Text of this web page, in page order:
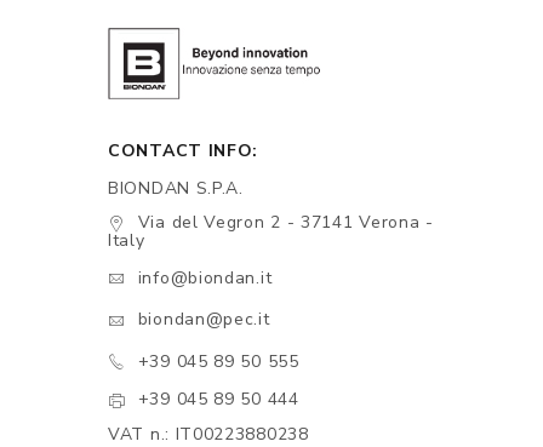
CONTACT INFO:
BIONDAN S.P.A.
Via del Vegron 2 - 37141 Verona -
Italy
info@biondan.it
biondan@pec.it
+39 045 89 50 555
+39 045 89 50 444
VAT n.: IT00223880238